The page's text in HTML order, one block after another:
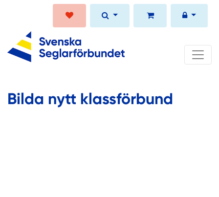
Bilda nytt klassförbund